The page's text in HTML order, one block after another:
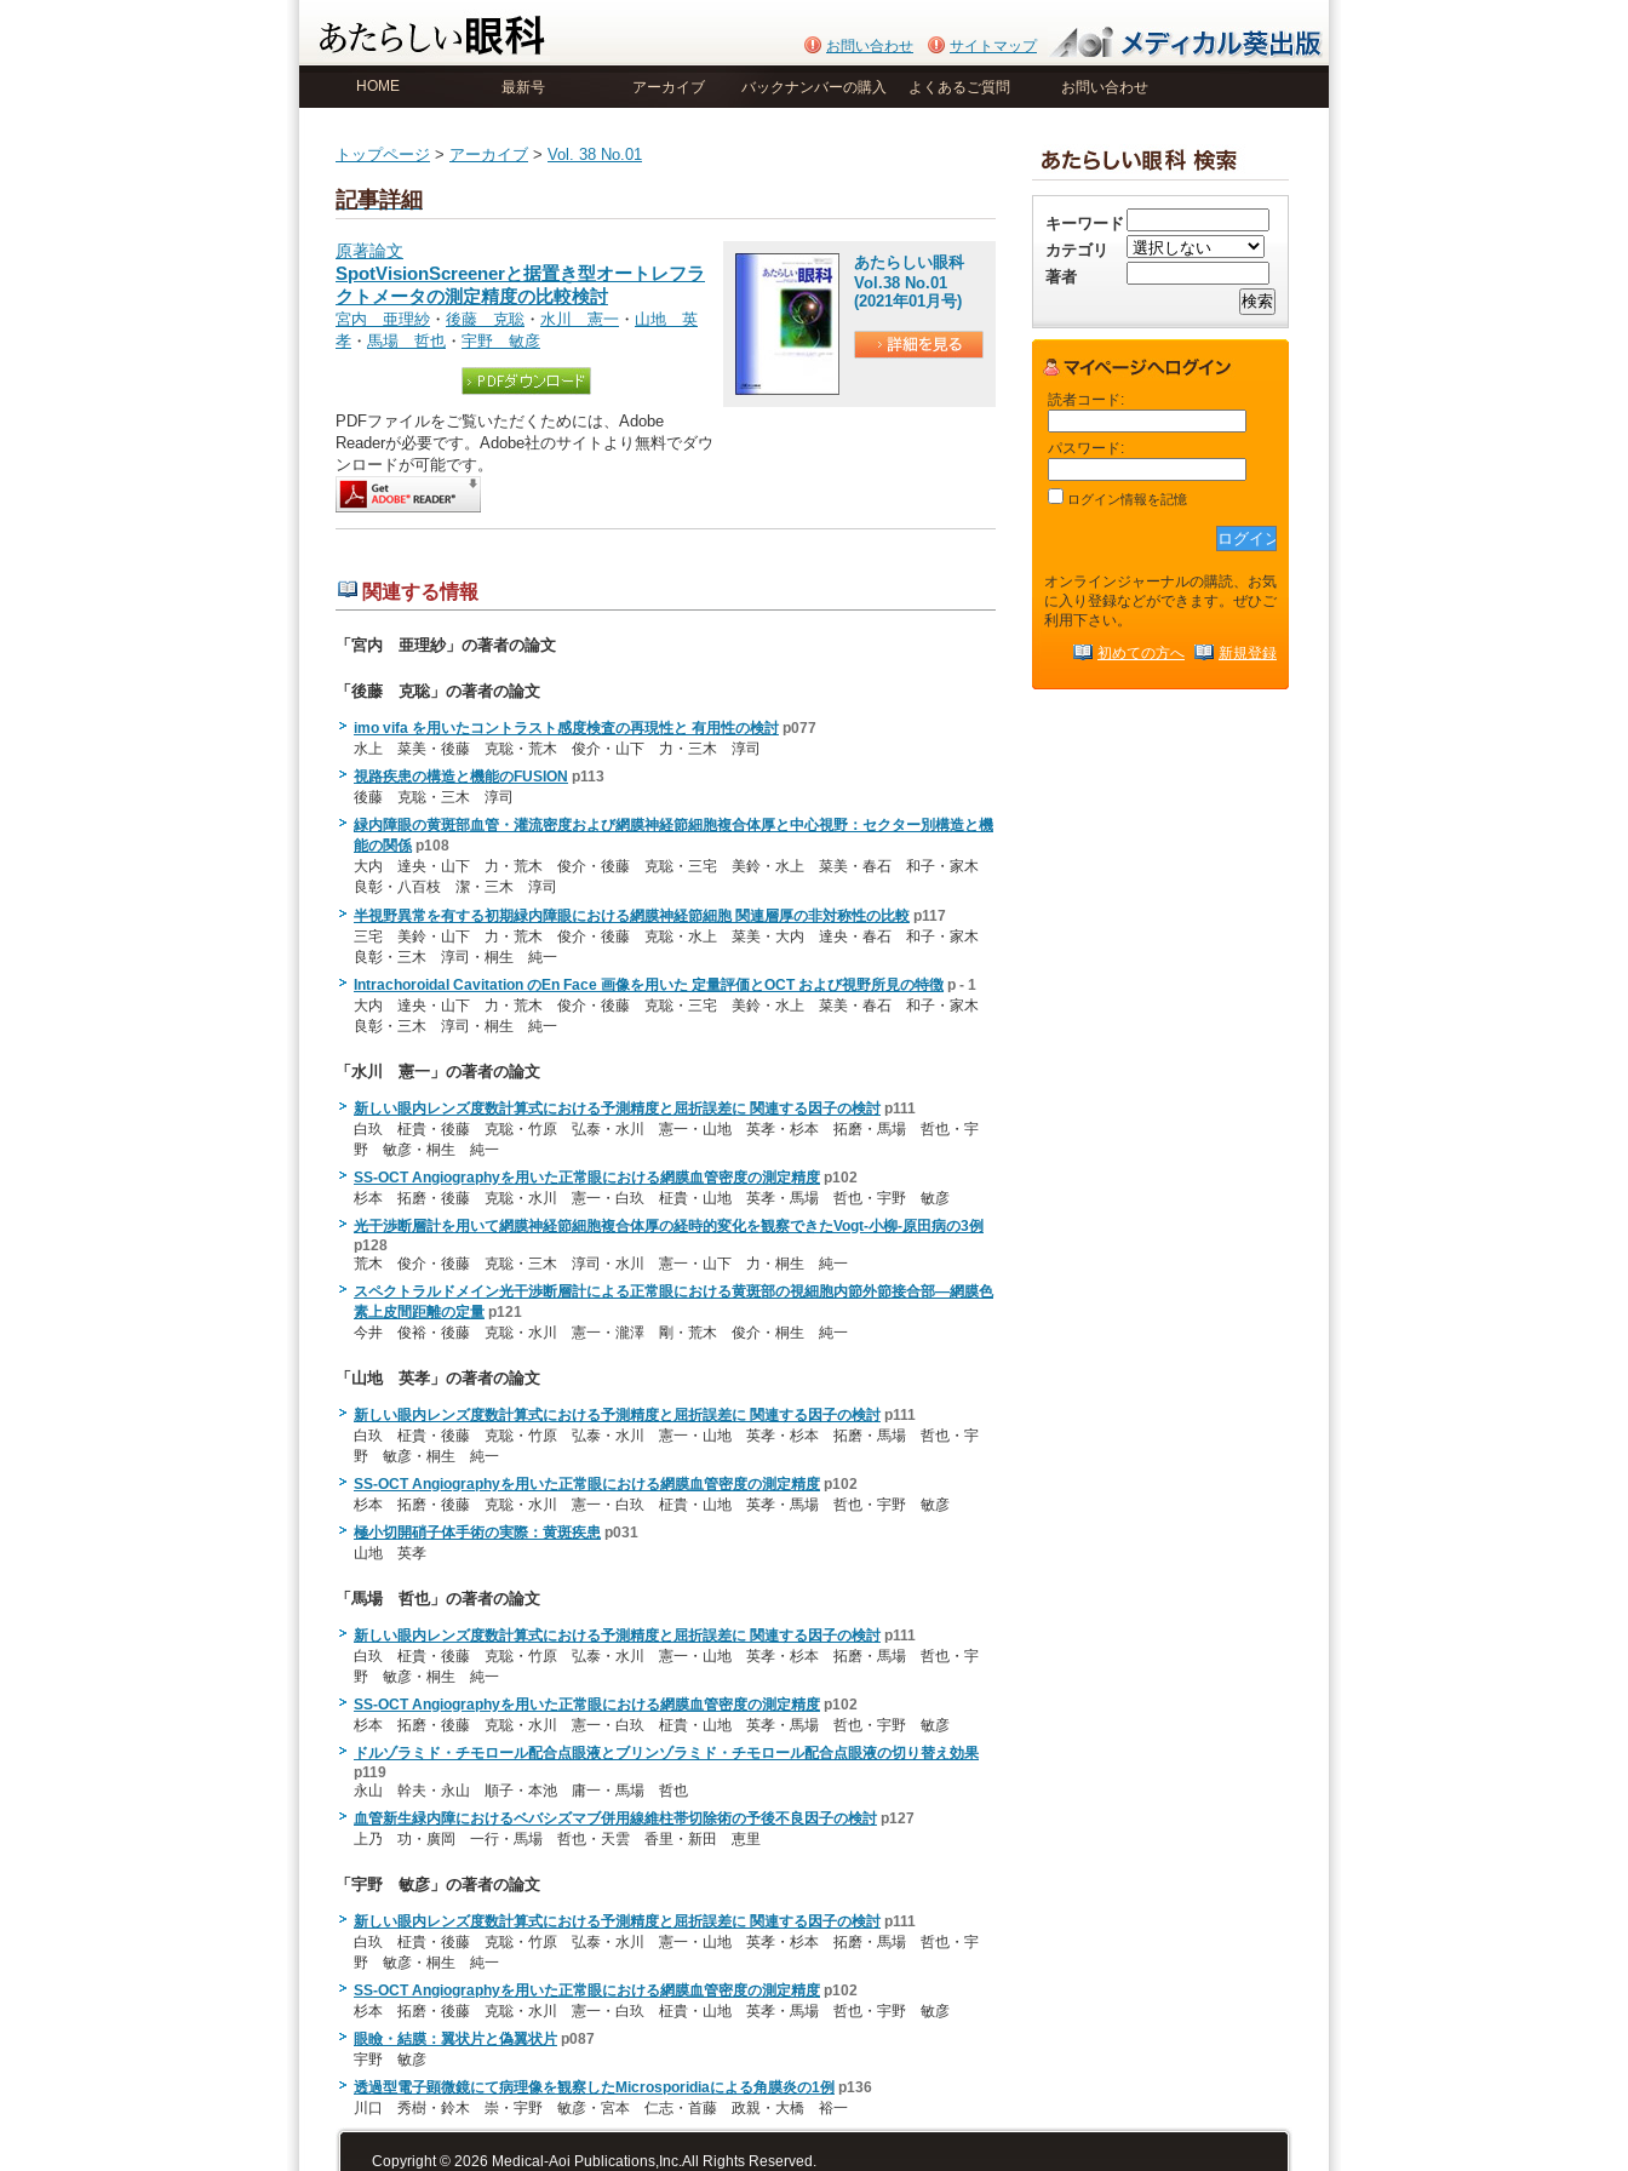
お問い合わせ サイトマップ
HOME 最新号 アーカイブ バックナンバーの購入 よくあるご質問 お問い合わせ
トップページ > アーカイブ > Vol. 38 No.01
記事詳細
あたらしい眼科
Vol.38 No.01
(2021年01月号)
原著論文
SpotVisionScreenerと据置き型オートレフラ
クトメータの測定精度の比較検討
宮内 亜理紗 ・ 後藤 克聡 ・ 水川 憲一 ・ 山地 英
孝 ・ 馬場 哲也 ・ 宇野 敏彦
PDFファイルをご覧いただくためには、Adobe
Readerが必要です。Adobe社のサイトより無料でダウ
ンロードが可能です。
関連する情報
「宮内 亜理紗」の著者の論文
「後藤 克聡」の著者の論文
imo vifa を用いたコントラスト感度検査の再現性と 有用性の検討 p077
水上 菜美・後藤 克聡・荒木 俊介・山下 力・三木 淳司
視路疾患の構造と機能のFUSION p113
後藤 克聡・三木 淳司
緑内障眼の黄斑部血管・灌流密度および網膜神経節細胞複合体厚と中心視野：セクター別構造と機
能の関係 p108
大内 達央・山下 力・荒木 俊介・後藤 克聡・三宅 美鈴・水上 菜美・春石 和子・家木
良彰・八百枝 潔・三木 淳司
半視野異常を有する初期緑内障眼における網膜神経節細胞 関連層厚の非対称性の比較 p117
三宅 美鈴・山下 力・荒木 俊介・後藤 克聡・水上 菜美・大内 達央・春石 和子・家木
良彰・三木 淳司・桐生 純一
Intrachoroidal Cavitation のEn Face 画像を用いた 定量評価とOCT および視野所見の特徴 p - 1
大内 達央・山下 力・荒木 俊介・後藤 克聡・三宅 美鈴・水上 菜美・春石 和子・家木
良彰・三木 淳司・桐生 純一
「水川 憲一」の著者の論文
新しい眼内レンズ度数計算式における予測精度と屈折誤差に 関連する因子の検討 p111
白玖 柾貴・後藤 克聡・竹原 弘泰・水川 憲一・山地 英孝・杉本 拓磨・馬場 哲也・宇
野 敏彦・桐生 純一
SS-OCT Angiographyを用いた正常眼における網膜血管密度の測定精度 p102
杉本 拓磨・後藤 克聡・水川 憲一・白玖 柾貴・山地 英孝・馬場 哲也・宇野 敏彦
光干渉断層計を用いて網膜神経節細胞複合体厚の経時的変化を観察できたVogt-小柳-原田病の3例
p128
荒木 俊介・後藤 克聡・三木 淳司・水川 憲一・山下 力・桐生 純一
スペクトラルドメイン光干渉断層計による正常眼における黄斑部の視細胞内節外節接合部―網膜色
素上皮間距離の定量 p121
今井 俊裕・後藤 克聡・水川 憲一・瀧澤 剛・荒木 俊介・桐生 純一
「山地 英孝」の著者の論文
新しい眼内レンズ度数計算式における予測精度と屈折誤差に 関連する因子の検討 p111
白玖 柾貴・後藤 克聡・竹原 弘泰・水川 憲一・山地 英孝・杉本 拓磨・馬場 哲也・宇
野 敏彦・桐生 純一
SS-OCT Angiographyを用いた正常眼における網膜血管密度の測定精度 p102
杉本 拓磨・後藤 克聡・水川 憲一・白玖 柾貴・山地 英孝・馬場 哲也・宇野 敏彦
極小切開硝子体手術の実際：黄斑疾患 p031
山地 英孝
「馬場 哲也」の著者の論文
新しい眼内レンズ度数計算式における予測精度と屈折誤差に 関連する因子の検討 p111
白玖 柾貴・後藤 克聡・竹原 弘泰・水川 憲一・山地 英孝・杉本 拓磨・馬場 哲也・宇
野 敏彦・桐生 純一
SS-OCT Angiographyを用いた正常眼における網膜血管密度の測定精度 p102
杉本 拓磨・後藤 克聡・水川 憲一・白玖 柾貴・山地 英孝・馬場 哲也・宇野 敏彦
ドルゾラミド・チモロール配合点眼液とブリンゾラミド・チモロール配合点眼液の切り替え効果
p119
永山 幹夫・永山 順子・本池 庸一・馬場 哲也
血管新生緑内障におけるベバシズマブ併用線維柱帯切除術の予後不良因子の検討 p127
上乃 功・廣岡 一行・馬場 哲也・天雲 香里・新田 恵里
「宇野 敏彦」の著者の論文
新しい眼内レンズ度数計算式における予測精度と屈折誤差に 関連する因子の検討 p111
白玖 柾貴・後藤 克聡・竹原 弘泰・水川 憲一・山地 英孝・杉本 拓磨・馬場 哲也・宇
野 敏彦・桐生 純一
SS-OCT Angiographyを用いた正常眼における網膜血管密度の測定精度 p102
杉本 拓磨・後藤 克聡・水川 憲一・白玖 柾貴・山地 英孝・馬場 哲也・宇野 敏彦
眼瞼・結膜：翼状片と偽翼状片 p087
宇野 敏彦
透過型電子顕微鏡にて病理像を観察したMicrosporidiaによる角膜炎の1例 p136
川口 秀樹・鈴木 崇・宇野 敏彦・宮本 仁志・首藤 政親・大橋 裕一
キーワード
カテゴリ
著者
読者コード:
パスワード:
ログイン情報を記憶
オンラインジャーナルの購読、お気
に入り登録などができます。ぜひご
利用下さい。
初めての方へ 新規登録
Copyright © 2026 Medical-Aoi Publications,Inc.All Rights Reserved.